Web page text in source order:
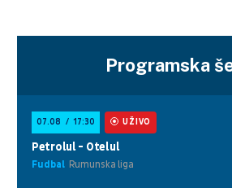
Programska